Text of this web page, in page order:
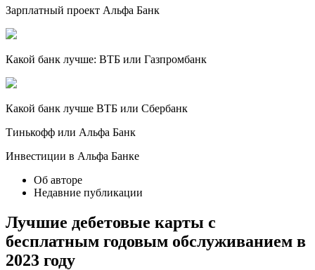
Зарплатный проект Альфа Банк
Какой банк лучше: ВТБ или Газпромбанк
Какой банк лучше ВТБ или Сбербанк
Тинькофф или Альфа Банк
Инвестиции в Альфа Банке
Об авторе
Недавние публикации
Лучшие дебетовые карты с
бесплатным годовым обслуживанием в
2023 году ⁠ ⁠